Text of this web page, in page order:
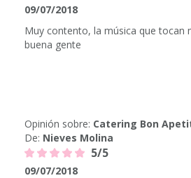
09/07/2018
Muy contento, la música que tocan
buena gente
Opinión sobre: Catering Bon
De: Nieves Molina
5/5
09/07/2018